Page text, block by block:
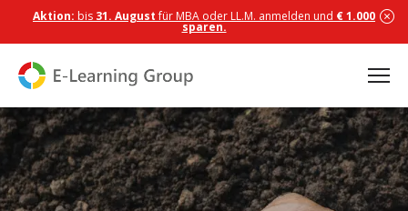
Aktion: bis 31. Augustfür MBA oder LL.M. anmelden und € 1.000
sparen.